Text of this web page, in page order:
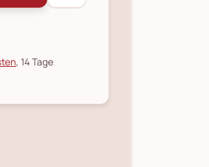
, 14 Tage